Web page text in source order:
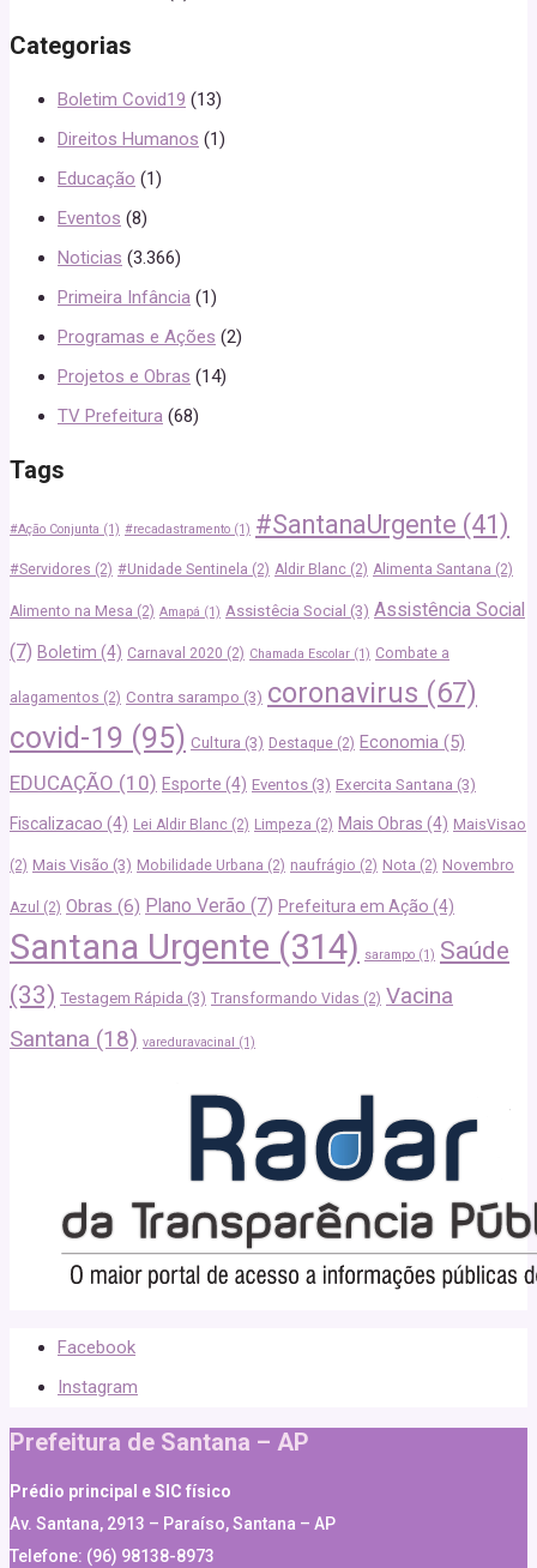
Categorias
Boletim Covid19 (13)
Direitos Humanos (1)
Educação (1)
Eventos (8)
Noticias (3.366)
Primeira Infância (1)
Programas e Ações (2)
Projetos e Obras (14)
TV Prefeitura (68)
Tags
#Ação Conjunta (1) #recadastramento (1) #SantanaUrgente (41)
#Servidores (2) #Unidade Sentinela (2) Aldir Blanc (2) Alimenta Santana (2)
Alimento na Mesa (2) Amapá (1) Assistêcia Social (3) Assistência Social
(7) Boletim (4) Carnaval 2020 (2) Chamada Escolar (1) Combate a
alagamentos (2) Contra sarampo (3) coronavirus (67)
covid-19 (95) Cultura (3) Destaque (2) Economia (5)
EDUCAÇÃO (10) Esporte (4) Eventos (3) Exercita Santana (3)
Fiscalizacao (4) Lei Aldir Blanc (2) Limpeza (2) Mais Obras (4) MaisVisao
(2) Mais Visão (3) Mobilidade Urbana (2) naufrágio (2) Nota (2) Novembro
Azul (2) Obras (6) Plano Verão (7) Prefeitura em Ação (4)
Santana Urgente (314) sarampo (1) Saúde
(33) Testagem Rápida (3) Transformando Vidas (2) Vacina
Santana (18) vareduravacinal (1)
Facebook
Instagram
Prefeitura de Santana – AP
Prédio principal e SIC físico
Av. Santana, 2913 – Paraíso, Santana – AP
Telefone: (96) 98138-8973